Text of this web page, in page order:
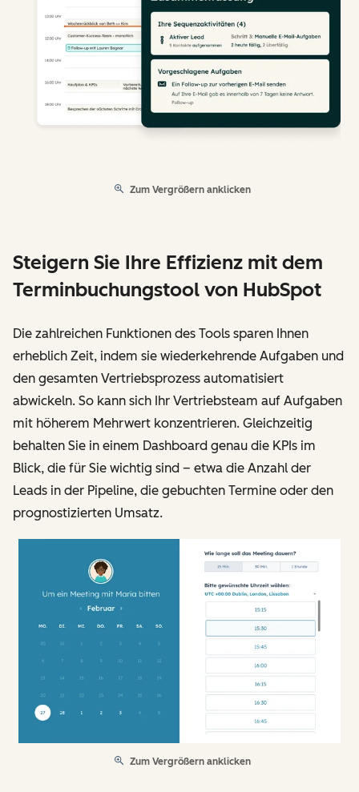
Zum Vergrößern anklicken
Steigern Sie Ihre Effizienz mit dem
Terminbuchungstool von HubSpot
Die zahlreichen Funktionen des Tools sparen Ihnen
erheblich Zeit, indem sie wiederkehrende Aufgaben und
den gesamten Vertriebsprozess automatisiert
abwickeln. So kann sich Ihr Vertriebsteam auf Aufgaben
mit höherem Mehrwert konzentrieren. Gleichzeitig
behalten Sie in einem Dashboard genau die KPIs im
Blick, die für Sie wichtig sind – etwa die Anzahl der
Leads in der Pipeline, die gebuchten Termine oder den
prognostizierten Umsatz.
Zum Vergrößern anklicken